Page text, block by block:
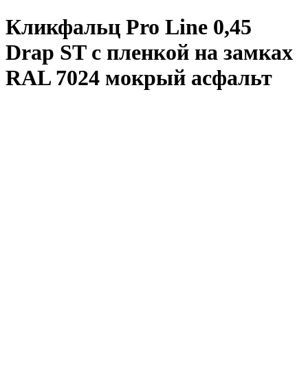
Кликфальц Pro Line 0,45
Drap ST с пленкой на замках
RAL 7024 мокрый асфальт